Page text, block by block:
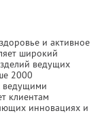
и активное
широкий
ведущих
2000
ведущими
клиентам
инновациях и